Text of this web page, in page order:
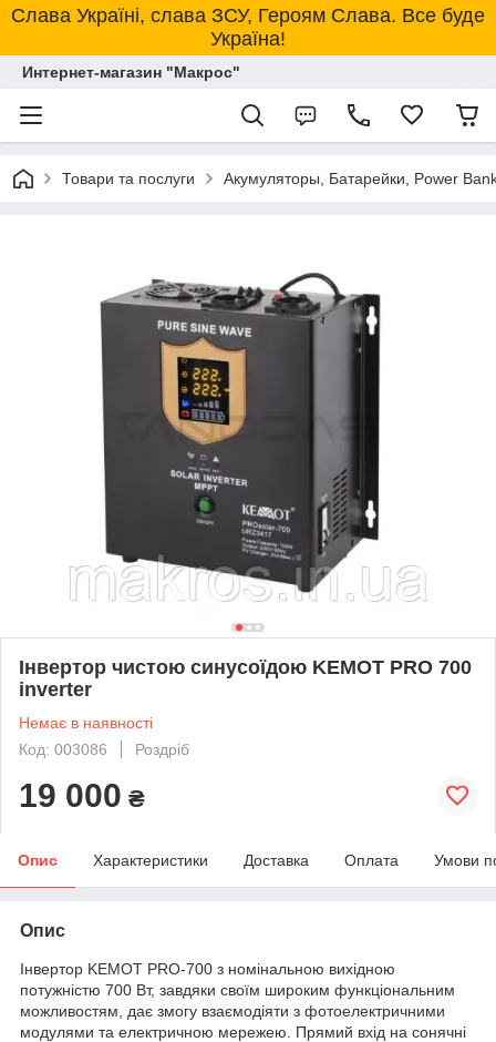
Слава Україні, слава ЗСУ, Героям Слава. Все буде
Україна!
Интернет-магазин "Макрос"
Товари та послуги Акумуляторы, Батарейки, Power
Інвертор чистою синусоїдою KEMOT PRO 700
inverter
Немає в наявності
Код: 003086
Роздріб
19 000 ₴
Опис Характеристики Доставка Оплата Умови
Опис
Інвертор KEMOT PRO-700 з номінальною вихідною
потужністю 700 Вт, завдяки своїм широким функціональним
можливостям, дає змогу взаємодіяти з фотоелектричними
модулями та електричною мережею. Прямий вхід на сонячні